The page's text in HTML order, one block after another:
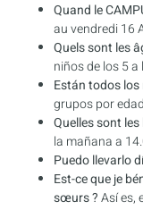
Quand le
au vendredi 16
Quels sont les
niños de los 5
Están todos
grupos por
Quelles sont
la mañana a
Puedo llevarlo
Est-ce que je
sœurs ?Así es,